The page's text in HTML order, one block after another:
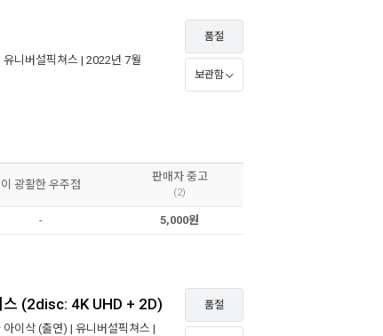
유니버설픽쳐스 | 2022년 7월
품절
보관함
이 광활한 우주점
판매자 중고
(2)
- 5,000원
스 (2disc: 4K UHD + 2D)
아이삭 (출연) | 유니버설픽쳐스 |
품절